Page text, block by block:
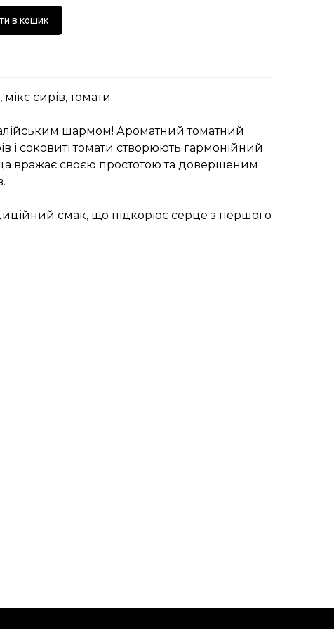
в кошик
сирів, томати.
шармом! Ароматний томатний
і соковиті томати створюють гармонійний
вражає своєю простотою та довершеним
смак, що підкорює серце з першого